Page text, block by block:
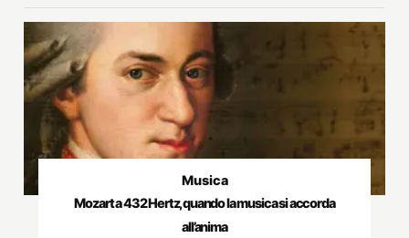
Musica
Mozart a 432 Hertz, quando la musica si accorda
all’anima